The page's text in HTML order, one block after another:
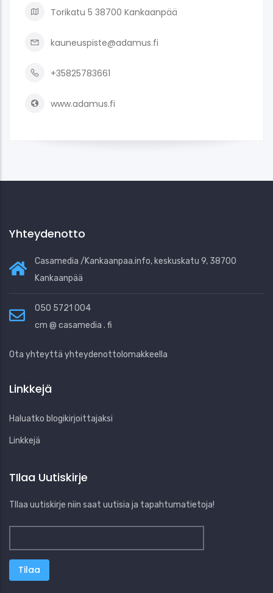
Torikatu 5 38700 Kankaanpää
kauneuspiste@adamus.fi
+35825783661
www.adamus.fi
Yhteydenotto
Casamedia /Kankaanpaa.info, keskuskatu 9, 38700
Kankaanpää
050 5721 004
cm @ casamedia . fi
Ota yhteyttä yhteydenottolomakkeella
Linkkejä
Haluatko blogikirjoittajaksi
Linkkejä
TIlaa Uutiskirje
TIlaa uutiskirje niin saat uutisia ja tapahtumatietoja!